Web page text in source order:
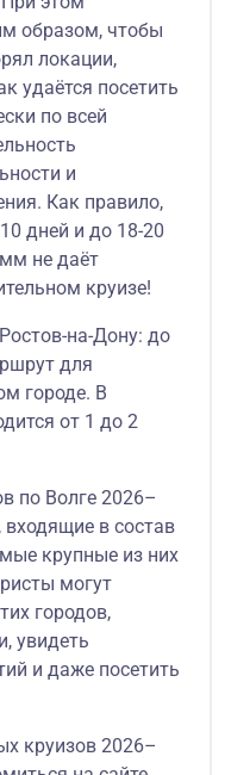
образом, чтобы
локации,
удаётся посетить
по всей
и
Как правило,
дней и до 18-20
не даёт
круизе!
на-Дону: до
для
городе. В
от 1 до 2
по Волге 2026–
входящие в состав
крупные из них
могут
городов,
увидеть
и даже посетить
круизов 2026–